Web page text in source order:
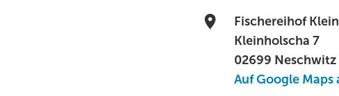
Fischereihof
Kleinholscha 7
02699 Neschwitz
Auf Google Maps